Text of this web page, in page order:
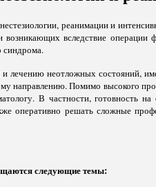
реанимации и
вследствие
синдрома.
лечению неотложных состояний,
Помимо высокого
В частности, готовность
оперативно решать сложные
следующие темы: